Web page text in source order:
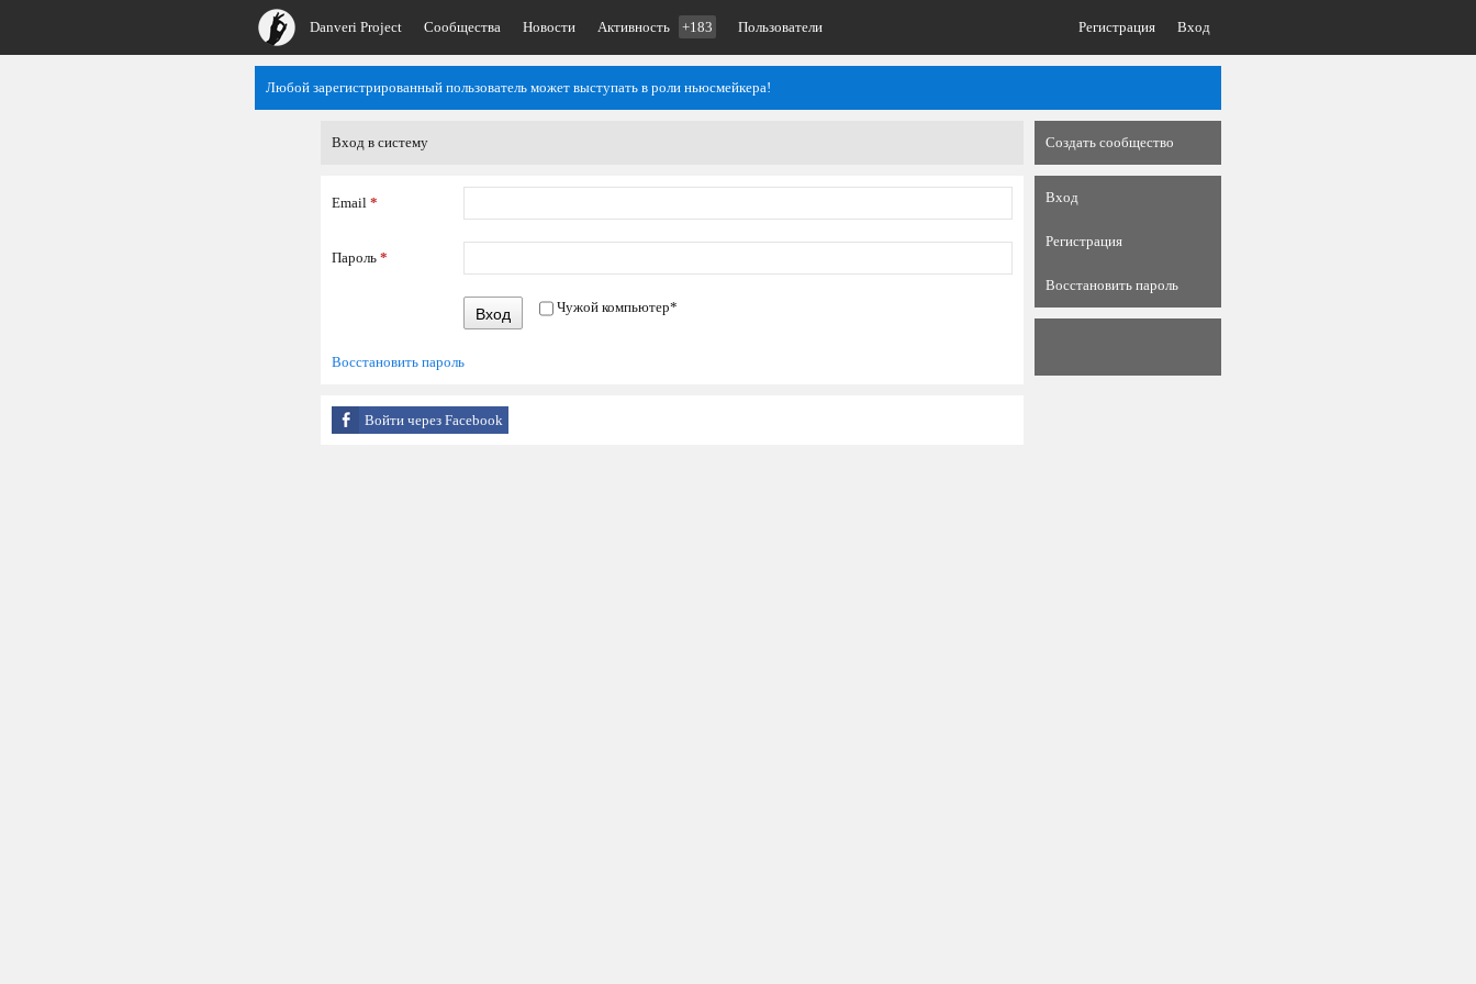
Danveri Project Сообщества Новости Активность +183 Пользователи Регистрация Вход
Любой зарегистрированный пользователь может выступать в роли ньюсмейкера!
Вход в систему
Email *
Пароль *
Вход Чужой компьютер*
Восстановить пароль
Войти через Facebook
Создать сообщество
Вход
Регистрация
Восстановить пароль